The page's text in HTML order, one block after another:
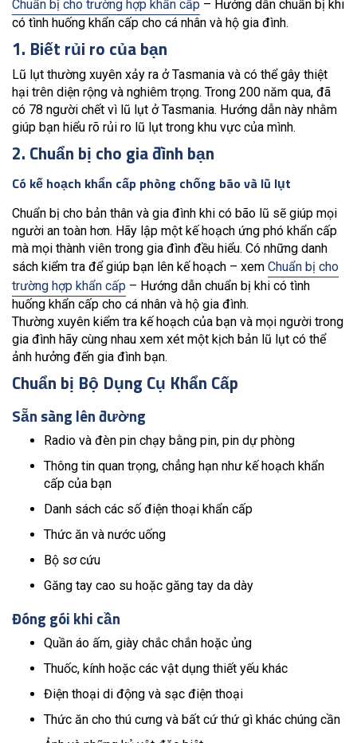
Chuẩn bị cho trường hợp khẩn cấp – Hướng dẫn chuẩn bị khi
có tình huống khẩn cấp cho cá nhân và hộ gia đình.
1. Biết rủi ro của bạn
Lũ lụt thường xuyên xảy ra ở Tasmania và có thể gây thiệt
hại trên diện rộng và nghiêm trọng. Trong 200 năm qua, đã
có 78 người chết vì lũ lụt ở Tasmania. Hướng dẫn này nhằm
giúp bạn hiểu rõ rủi ro lũ lụt trong khu vực của mình.
2. Chuẩn bị cho gia đình bạn
Có kế hoạch khẩn cấp phòng chống bão và lũ lụt
Chuẩn bị cho bản thân và gia đình khi có bão lũ sẽ giúp mọi
người an toàn hơn. Hãy lập một kế hoạch ứng phó khẩn cấp
mà mọi thành viên trong gia đình đều hiểu. Có những danh
sách kiểm tra để giúp bạn lên kế hoạch – xem Chuẩn bị cho
trường hợp khẩn cấp – Hướng dẫn chuẩn bị khi có tình
huống khẩn cấp cho cá nhân và hộ gia đình.
Thường xuyên kiểm tra kế hoạch của bạn và mọi người trong
gia đình hãy cùng nhau xem xét một kịch bản lũ lụt có thể
ảnh hưởng đến gia đình bạn.
Chuẩn bị Bộ Dụng Cụ Khẩn Cấp
Sẵn sàng lên đường
Radio và đèn pin chạy bằng pin, pin dự phòng
Thông tin quan trọng, chẳng hạn như kế hoạch khẩn
cấp của bạn
Danh sách các số điện thoại khẩn cấp
Thức ăn và nước uống
Bộ sơ cứu
Găng tay cao su hoặc găng tay da dày
Đóng gói khi cần
Quần áo ấm, giày chắc chắn hoặc ủng
Thuốc, kính hoặc các vật dụng thiết yếu khác
Điện thoại di động và sạc điện thoại
Thức ăn cho thú cưng và bất cứ thứ gì khác chúng cần